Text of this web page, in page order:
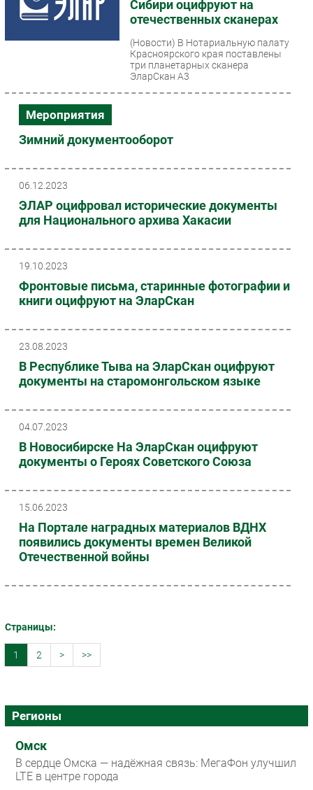
Сибири оцифруют на
отечественных сканерах
(Новости) В Нотариальную палату
Красноярского края поставлены
три планетарных сканера
ЭларСкан А3
Мероприятия
Зимний документооборот
06.12.2023
ЭЛАР оцифровал исторические документы
для Национального архива Хакасии
19.10.2023
Фронтовые письма, старинные фотографии и
книги оцифруют на ЭларСкан
23.08.2023
В Республике Тыва на ЭларСкан оцифруют
документы на старомонгольском языке
04.07.2023
В Новосибирске На ЭларСкан оцифруют
документы о Героях Советского Союза
15.06.2023
На Портале наградных материалов ВДНХ
появились документы времен Великой
Отечественной войны
Страницы:
1 2 > >>
Регионы
Омск
В сердце Омска — надёжная связь: МегаФон улучшил
LTE в центре города